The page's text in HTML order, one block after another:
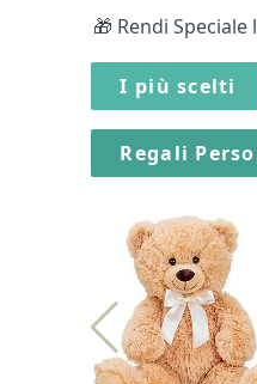
🎁 Rendi
I più scelti
Regali